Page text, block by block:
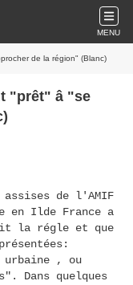
MENU
de la région" (Blanc)
"prêt" â "se
de l'AMIF
en Ilde France a
la régle et que
urbaine , ou
Dans quelques